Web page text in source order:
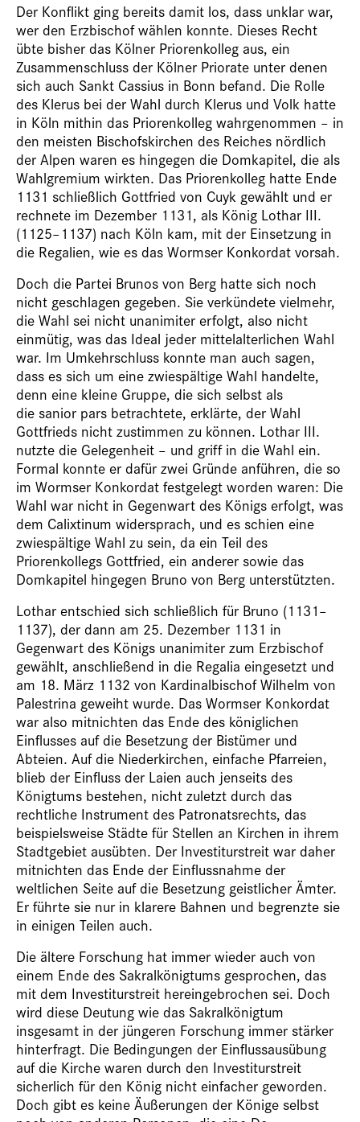
Der Konflikt ging bereits damit los, dass unklar war,
wer den Erzbischof wählen konnte. Dieses Recht
übte bisher das Kölner Priorenkolleg aus, ein
Zusammenschluss der Kölner Priorate unter denen
sich auch Sankt Cassius in Bonn befand. Die Rolle
des Klerus bei der Wahl durch Klerus und Volk hatte
in Köln mithin das Priorenkolleg wahrgenommen – in
den meisten Bischofskirchen des Reiches nördlich
der Alpen waren es hingegen die Domkapitel, die als
Wahlgremium wirkten. Das Priorenkolleg hatte Ende
1131 schließlich Gottfried von Cuyk gewählt und er
rechnete im Dezember 1131, als König Lothar III.
(1125–1137) nach Köln kam, mit der Einsetzung in
die Regalien, wie es das Wormser Konkordat vorsah.
Doch die Partei Brunos von Berg hatte sich noch
nicht geschlagen gegeben. Sie verkündete vielmehr,
die Wahl sei nicht unanimiter erfolgt, also nicht
einmütig, was das Ideal jeder mittelalterlichen Wahl
war. Im Umkehrschluss konnte man auch sagen,
dass es sich um eine zwiespältige Wahl handelte,
denn eine kleine Gruppe, die sich selbst als
die sanior pars betrachtete, erklärte, der Wahl
Gottfrieds nicht zustimmen zu können. Lothar III.
nutzte die Gelegenheit – und griff in die Wahl ein.
Formal konnte er dafür zwei Gründe anführen, die so
im Wormser Konkordat festgelegt worden waren: Die
Wahl war nicht in Gegenwart des Königs erfolgt, was
dem Calixtinum widersprach, und es schien eine
zwiespältige Wahl zu sein, da ein Teil des
Priorenkollegs Gottfried, ein anderer sowie das
Domkapitel hingegen Bruno von Berg unterstützten.
Lothar entschied sich schließlich für Bruno (1131–
1137), der dann am 25. Dezember 1131 in
Gegenwart des Königs unanimiter zum Erzbischof
gewählt, anschließend in die Regalia eingesetzt und
am 18. März 1132 von Kardinalbischof Wilhelm von
Palestrina geweiht wurde. Das Wormser Konkordat
war also mitnichten das Ende des königlichen
Einflusses auf die Besetzung der Bistümer und
Abteien. Auf die Niederkirchen, einfache Pfarreien,
blieb der Einfluss der Laien auch jenseits des
Königtums bestehen, nicht zuletzt durch das
rechtliche Instrument des Patronatsrechts, das
beispielsweise Städte für Stellen an Kirchen in ihrem
Stadtgebiet ausübten. Der Investiturstreit war daher
mitnichten das Ende der Einflussnahme der
weltlichen Seite auf die Besetzung geistlicher Ämter.
Er führte sie nur in klarere Bahnen und begrenzte sie
in einigen Teilen auch.
Die ältere Forschung hat immer wieder auch von
einem Ende des Sakralkönigtums gesprochen, das
mit dem Investiturstreit hereingebrochen sei. Doch
wird diese Deutung wie das Sakralkönigtum
insgesamt in der jüngeren Forschung immer stärker
hinterfragt. Die Bedingungen der Einflussausübung
auf die Kirche waren durch den Investiturstreit
sicherlich für den König nicht einfacher geworden.
Doch gibt es keine Äußerungen der Könige selbst